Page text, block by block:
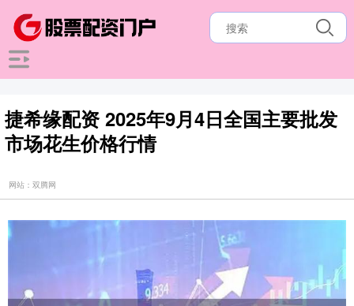
捷希缘配资 2025年9月4日全国主要批发
市场花生价格行情
网站：双腾网